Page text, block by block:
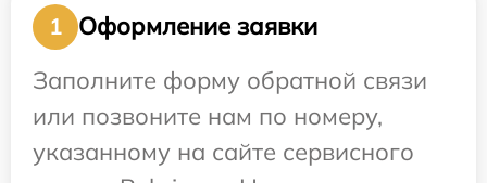
1
Оформление заявки
Заполните форму обратной связи
или позвоните нам по номеру,
указанному на сайте сервисного